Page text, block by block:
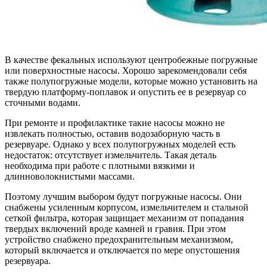
В качестве фекальных используют центробежные погружные
или поверхностные насосы. Хорошо зарекомендовали себя
также полупогружные модели, которые можно установить на
твердую платформу-поплавок и опустить ее в резервуар со
сточными водами.
При ремонте и профилактике такие насосы можно не
извлекать полностью, оставив водозаборную часть в
резервуаре. Однако у всех полупогружных моделей есть
недостаток: отсутствует измельчитель. Такая деталь
необходима при работе с плотными вязкими и
длинноволокнистыми массами.
Поэтому лучшим выбором будут погружные насосы. Они
снабжены усиленным корпусом, измельчителем и стальной
сеткой фильтра, которая защищает механизм от попадания
твердых включений вроде камней и гравия. При этом
устройство снабжено предохранительным механизмом,
который включается и отключается по мере опустошения
резервуара.